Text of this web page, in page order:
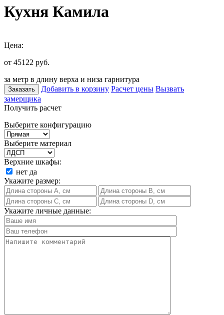
Кухня Камила
Цена:
от 45122 руб.
за метр в длину верха и низа гарнитура
Заказать Добавить в корзину Расчет цены Вызвать
замерщика
Получить расчет
Выберите конфигурацию
Выберите материал
Верхние шкафы:
нет да
Укажите размер:
Укажите личные данные: